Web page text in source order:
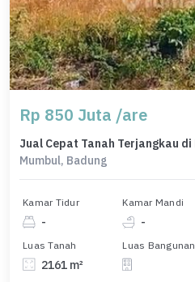
Rp 850 Juta /are
Mumbul, Badung
Kamar Tidur
-
Kamar Mandi
-
Luas Tanah
2161 m²
Luas Bangunan